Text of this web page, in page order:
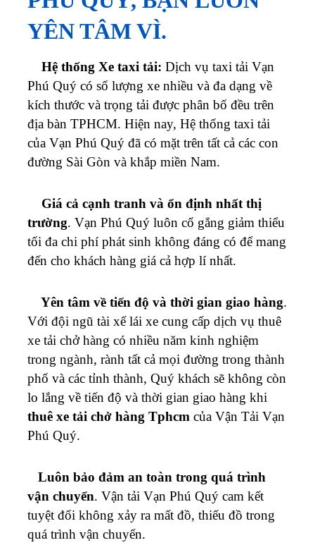
YÊN TÂM VÌ.
Hệ thống Xe taxi tải: Dịch vụ taxi tải Vạn
Phú Quý có số lượng xe nhiều và đa dạng về
kích thước và trọng tải được phân bố đều trên
địa bàn TPHCM. Hiện nay, Hệ thống taxi tải
của Vạn Phú Quý đã có mặt trên tất cả các con
đường Sài Gòn và khắp miền Nam.
Giá cả cạnh tranh và ổn định nhất thị
trường. Vạn Phú Quý luôn cố gắng giảm thiểu
tối đa chi phí phát sinh không đáng có để mang
đến cho khách hàng giá cả hợp lí nhất.
Yên tâm về tiến độ và thời gian giao hàng.
Với đội ngũ tài xế lái xe cung cấp dịch vụ thuê
xe tải chở hàng có nhiều năm kinh nghiệm
trong ngành, rành tất cả mọi đường trong thành
phố và các tỉnh thành, Quý khách sẽ không còn
lo lắng về tiến độ và thời gian giao hàng khi
thuê xe tải chở hàng Tphcm của Vận Tải Vạn
Phú Quý.
Luôn bảo đảm an toàn trong quá trình
vận chuyển. Vận tải Vạn Phú Quý cam kết
tuyệt đối không xảy ra mất đồ, thiếu đồ trong
quá trình vận chuyển.